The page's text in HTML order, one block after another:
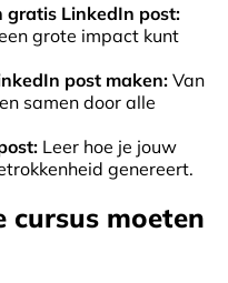
gratis LinkedIn post:
grote impact kunt
post maken: Van
samen door alle
Leer hoe je jouw
genereert.
cursus moeten